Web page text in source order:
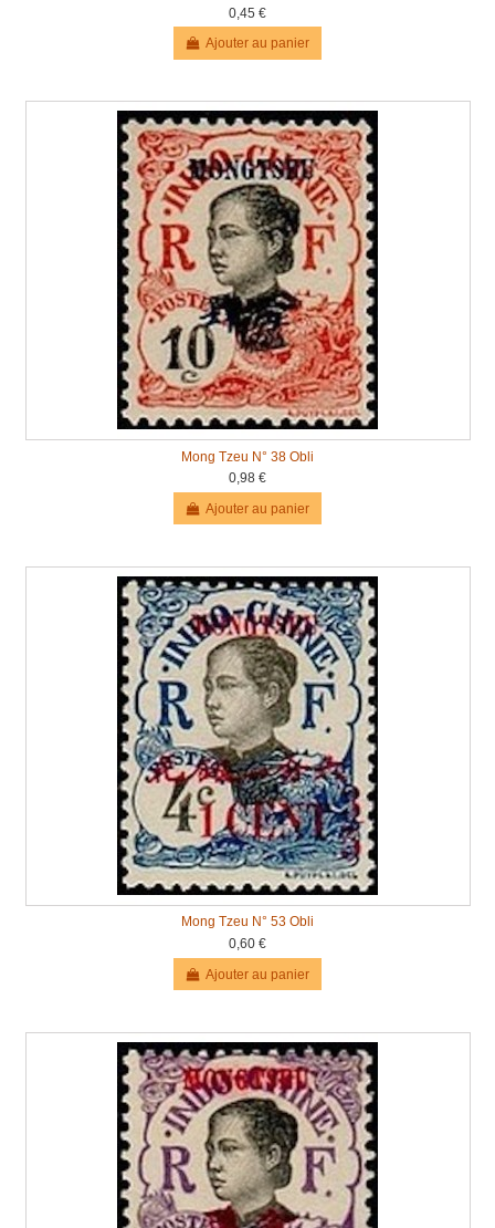
0,45 €
Ajouter au panier
Mong Tzeu N° 38 Obli
0,98 €
Ajouter au panier
Mong Tzeu N° 53 Obli
0,60 €
Ajouter au panier